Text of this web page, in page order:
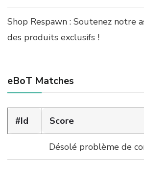
Shop Respawn : Soutenez notre
des produits exclusifs !
eBoT Matches
#Id Score
Désolé problème de